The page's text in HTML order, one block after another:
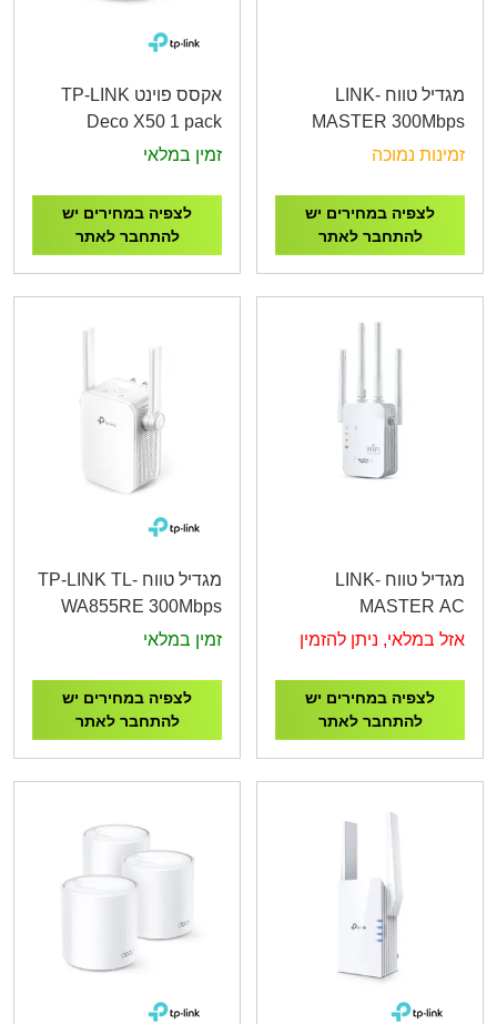
מגדיל טווח LINK-
MASTER 300Mbps
Universal Wi-Fi Range
זמינות נמוכה
לצפיה במחירים יש
להתחבר לאתר
אקסס פוינט TP-LINK
Deco X50 1 pack
AX3000 Whole Home
זמין במלאי
לצפיה במחירים יש
להתחבר לאתר
מגדיל טווח LINK-
MASTER AC
1200Mbps Dual Band
אזל במלאי, ניתן להזמין
לצפיה במחירים יש
להתחבר לאתר
מגדיל טווח TP-LINK TL-
WA855RE 300Mbps
Wi-Fi Range Extender
זמין במלאי
לצפיה במחירים יש
להתחבר לאתר